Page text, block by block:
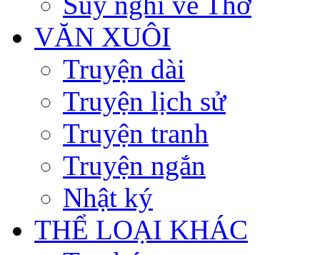
VĂN XUÔI
Truyện dài
Truyện lịch sử
Truyện tranh
Truyện ngắn
Nhật ký
THỂ LOẠI KHÁC